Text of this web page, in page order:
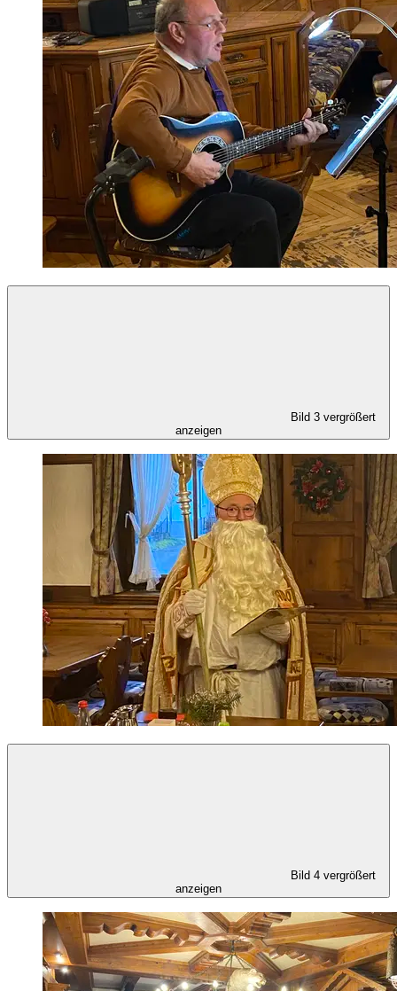
Bild 3 vergrößert
anzeigen
Bild 4 vergrößert
anzeigen